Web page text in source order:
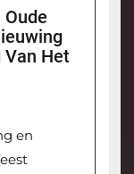
Van Het
en